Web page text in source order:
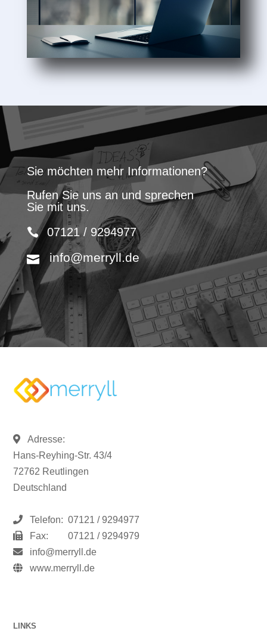
Sie möchten mehr Informationen?
Rufen Sie uns an und sprechen
Sie mit uns.
07121 / 9294977
info@merryll.de
Adresse:
Hans-Reyhing-Str. 43/4
72762 Reutlingen
Deutschland
Telefon: 07121 / 9294977
Fax:
07121 / 9294979
info@merryll.de
www.merryll.de
LINKS